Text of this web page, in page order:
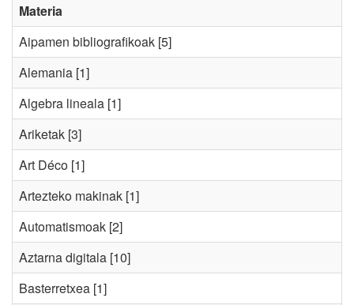
Materia
Aipamen bibliografikoak [5]
Alemania [1]
Algebra lineala [1]
Ariketak [3]
Art Déco [1]
Artezteko makinak [1]
Automatismoak [2]
Aztarna digitala [10]
Basterretxea [1]